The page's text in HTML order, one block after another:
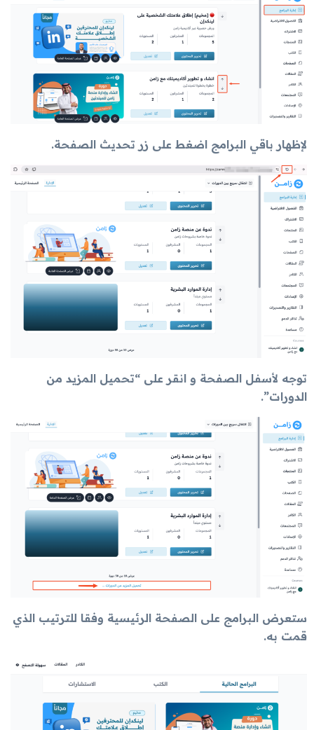
لإظهار باقي البرامج اضغط على زر تحديث الصفحة.
توجه لأسفل الصفحة و انقر على “تحميل المزيد من
الدورات”.
ستعرض البرامج على الصفحة الرئيسية وفقا للترتيب الذي
قمت به.